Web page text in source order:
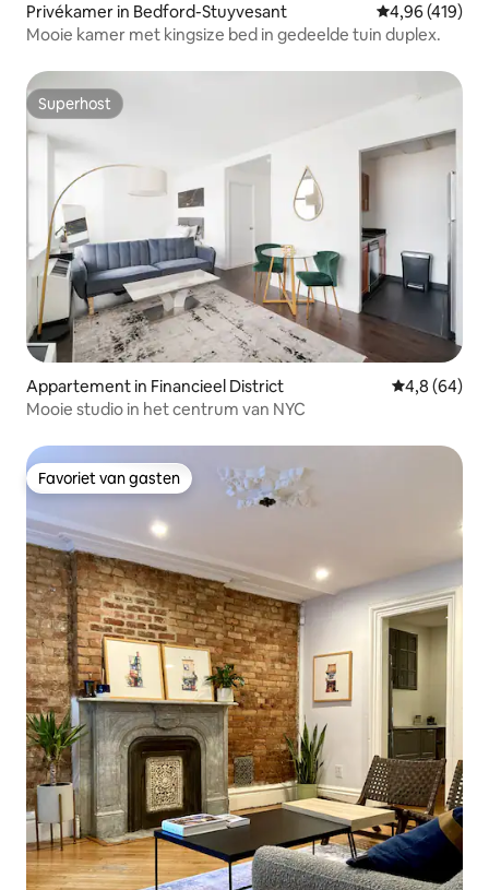
Privékamer in Bedford-Stuyvesant Gemiddelde
4,96 (419)
Mooie kamer met kingsize bed in gedeelde tuin duplex.
Superhost
Superhost
Appartement in Financieel District Gemiddelde
4,8 (64)
Mooie studio in het centrum van NYC
Favoriet van gasten
Favoriet van gasten